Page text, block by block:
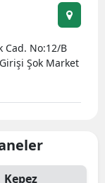
Cad. No:12/B
Şok Market
Kepez